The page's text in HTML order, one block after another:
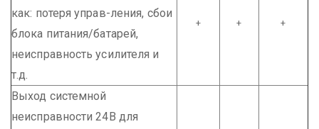
как: потеря управ-ления, сбои
блока питания/батарей,
неисправность усилителя и
т.д.
+ + +
Выход системной
неисправности 24В для